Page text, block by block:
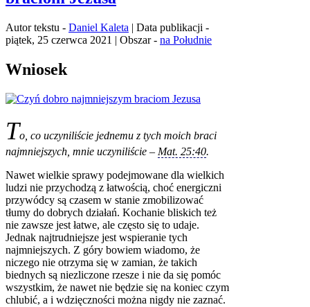
Autor tekstu - Daniel Kaleta | Data publikacji -
piątek, 25 czerwca 2021 | Obszar - na Południe
Wniosek
To, co uczyniliście jednemu z tych moich braci
najmniejszych, mnie uczyniliście – Mat. 25:40.
Nawet wielkie sprawy podejmowane dla wielkich
ludzi nie przychodzą z łatwością, choć energiczni
przywódcy są czasem w stanie zmobilizować
tłumy do dobrych działań. Kochanie bliskich też
nie zawsze jest łatwe, ale często się to udaje.
Jednak najtrudniejsze jest wspieranie tych
najmniejszych. Z góry bowiem wiadomo, że
niczego nie otrzyma się w zamian, że takich
biednych są niezliczone rzesze i nie da się pomóc
wszystkim, że nawet nie będzie się na koniec czym
chlubić, a i wdzięczności można nigdy nie zaznać.